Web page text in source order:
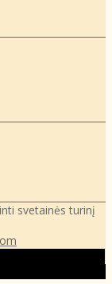
svetainės turinį